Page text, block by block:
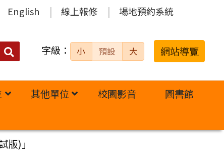
English 線上報修 場地預約系統
搜
字級： 小 預設 大 網站導覽
其他單位 校園影音
圖書館
版)」